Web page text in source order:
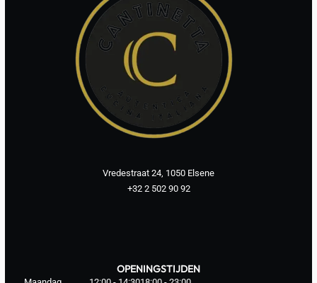
Vredestraat 24, 1050 Elsene
+32 2 502 90 92
OPENINGSTIJDEN